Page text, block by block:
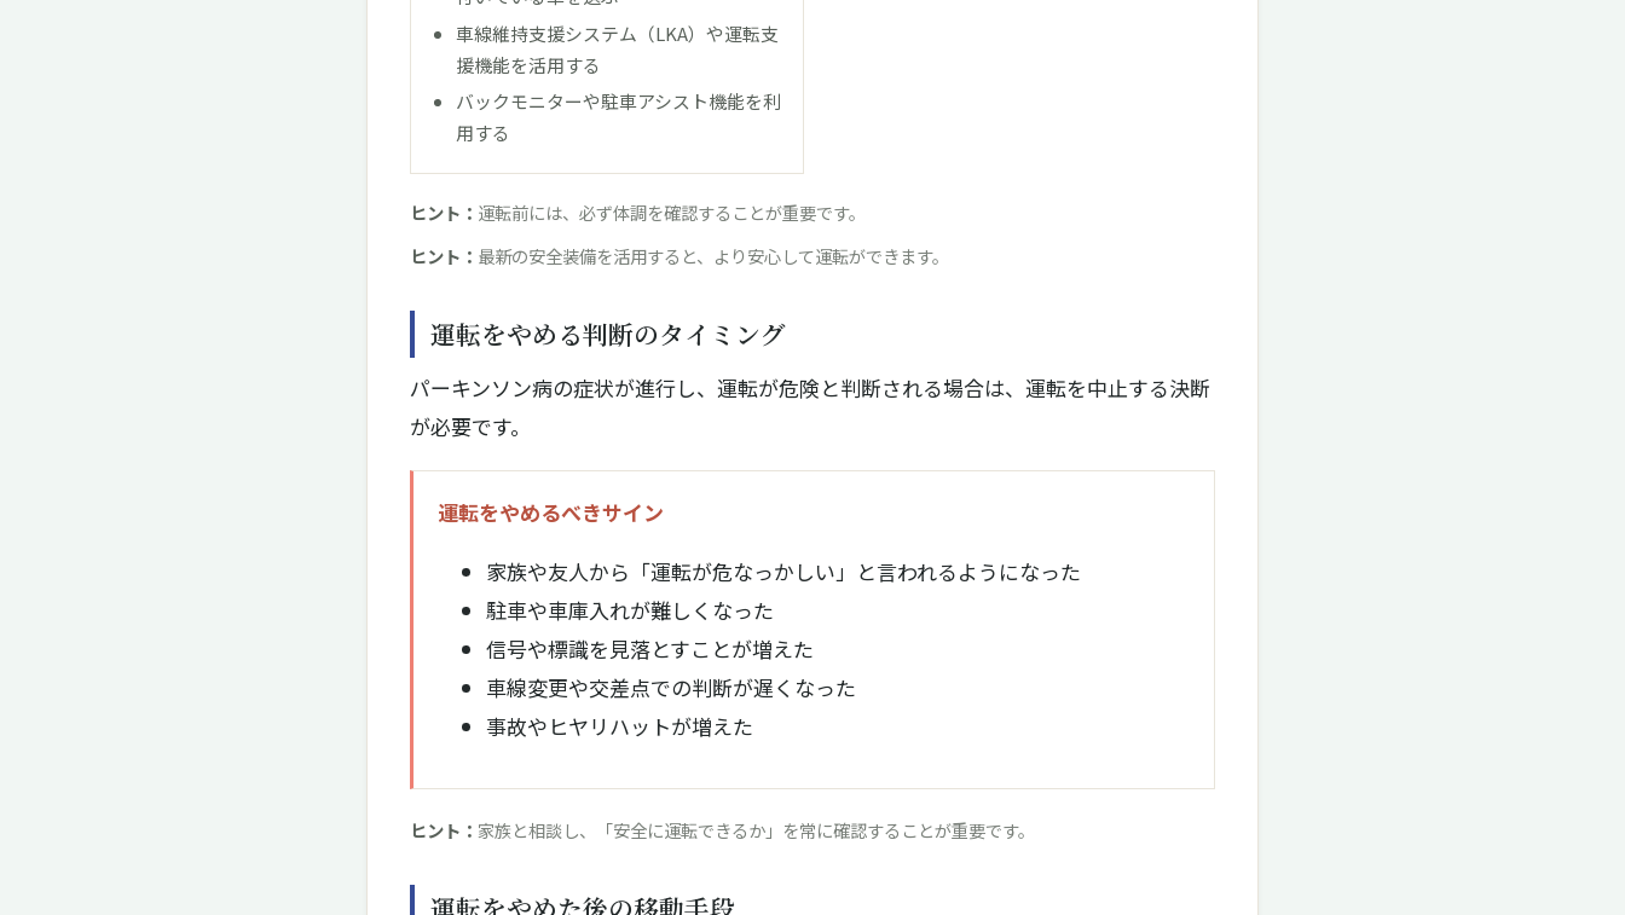
車線維持支援システム（LKA）や運転支
援機能を活用する
バックモニターや駐車アシスト機能を利
用する
ヒント： 運転前には、必ず体調を確認することが重要です。
ヒント： 最新の安全装備を活用すると、より安心して運転ができます。
運転をやめる判断のタイミング
パーキンソン病の症状が進行し、運転が危険と判断される場合は、運転を中止する決断
が必要です。
運転をやめるべきサイン
家族や友人から「運転が危なっかしい」と言われるようになった
駐車や車庫入れが難しくなった
信号や標識を見落とすことが増えた
車線変更や交差点での判断が遅くなった
事故やヒヤリハットが増えた
ヒント： 家族と相談し、「安全に運転できるか」を常に確認することが重要です。
運転をやめた後の移動手段